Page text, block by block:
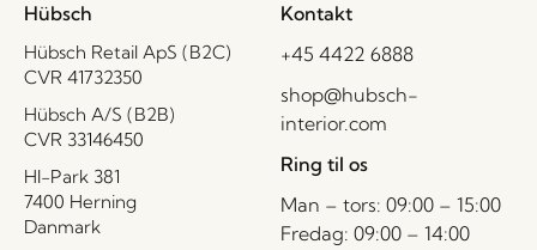
Hübsch
Hübsch Retail ApS (B2C)
CVR 41732350
Hübsch A/S (B2B)
CVR 33146450
HI-Park 381
7400 Herning
Danmark
Kontakt
+45 4422 6888
shop@hubsch-
interior.com
Ring til os
Man – tors: 09:00 – 15:00
Fredag: 09:00 – 14:00